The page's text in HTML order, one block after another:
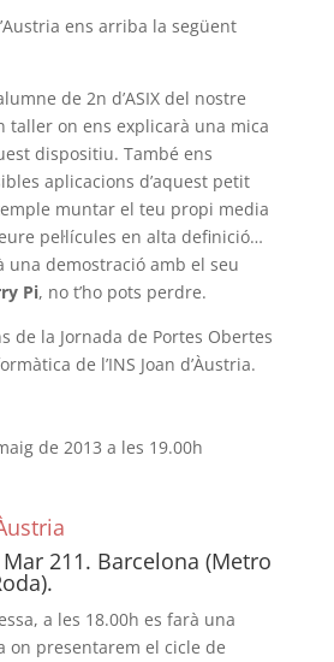
ens arriba la següent
de 2n d’ASIX del nostre
taller on ens explicarà una mica
dispositiu. També ens
aplicacions d’aquest petit
muntar el teu propi media
pel·lícules en alta definició…
una demostració amb el seu
Pi, no t’ho pots perdre.
de la Jornada de Portes Obertes
de l’INS Joan d’Àustria.
de 2013 a les 19.00h
211. Barcelona (Metro
a les 18.00h es farà una
on presentarem el cicle de